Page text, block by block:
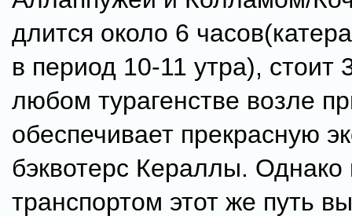
длится около 6
в период 10-11 утра), стоит
любом турагенстве возле
обеспечивает прекрасную
бэквотерс Кераллы.
транспортом этот же путь вы